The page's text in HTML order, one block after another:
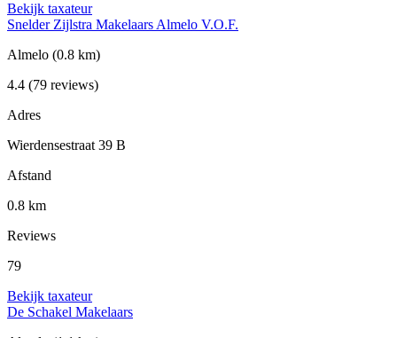
Bekijk taxateur
Snelder Zijlstra Makelaars Almelo V.O.F.
Almelo (0.8 km)
4.4 (79 reviews)
Adres
Wierdensestraat 39 B
Afstand
0.8 km
Reviews
79
Bekijk taxateur
De Schakel Makelaars